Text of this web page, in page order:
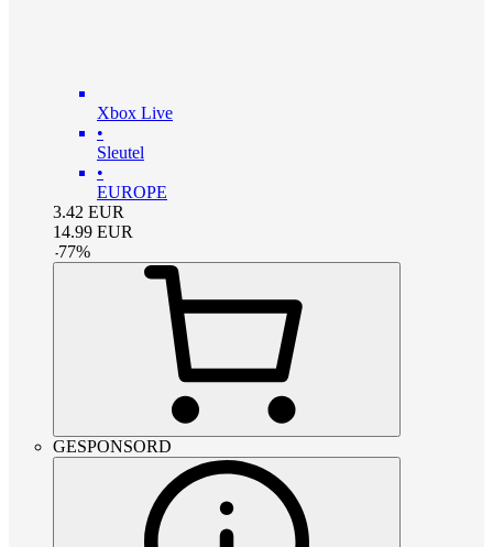
Xbox Live
•
Sleutel
•
EUROPE
3.42 EUR
14.99 EUR
-77%
GESPONSORD